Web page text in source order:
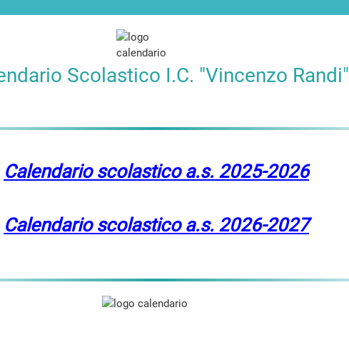
Scolastico I.C. "Vincenzo Randi"
Calendario scolastico a.s. 2025-2026
Calendario scolastico a.s. 2026-2027